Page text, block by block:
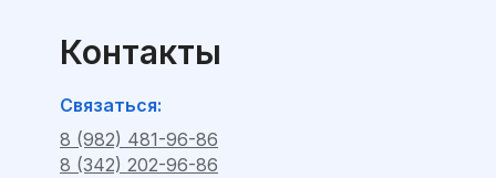
8 (982) 481-96-86
8 (342) 202-96-86
Связаться:
Контакты